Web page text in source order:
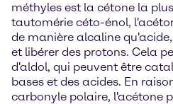
méthyles est la cétone la
tautomérie céto-énol,
de manière alcaline
et libérer des protons. Cela
d'aldol, qui peuvent être
bases et des acides. En
carbonyle polaire, l'acétone